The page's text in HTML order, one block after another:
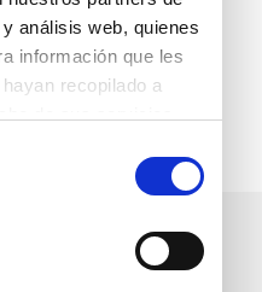
análisis web, quienes
información que les
recopilado a
boletín